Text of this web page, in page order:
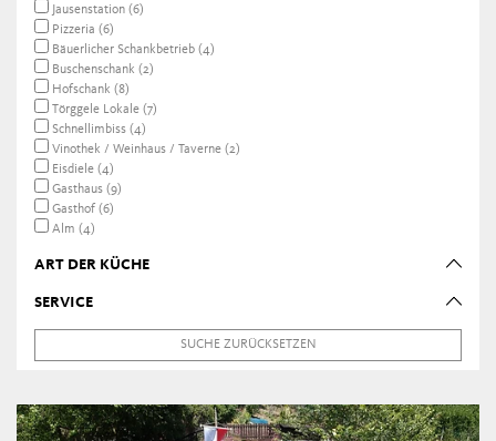
Jausenstation (6)
Pizzeria (6)
Bäuerlicher Schankbetrieb (4)
Buschenschank (2)
Hofschank (8)
Törggele Lokale (7)
Schnellimbiss (4)
Vinothek / Weinhaus / Taverne (2)
Eisdiele (4)
Gasthaus (9)
Gasthof (6)
Alm (4)
ART DER KÜCHE
SERVICE
SUCHE ZURÜCKSETZEN